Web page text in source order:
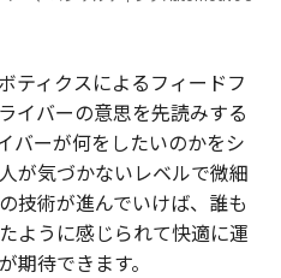
ティクスによるフィードフ
イバーの意思を先読みする
バーが何をしたいのかをシ
が気づかないレベルで微細
技術が進んでいけば、誰も
ように感じられて快適に運
期待できます。